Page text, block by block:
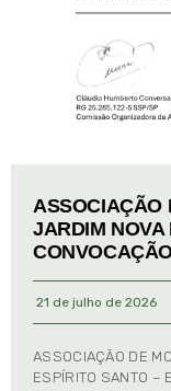
ASSOCIAÇÃO
JARDIM NOVA
21 de julho de 2026
ASSOCIAÇÃO DE
ESPÍRITO SANTO –